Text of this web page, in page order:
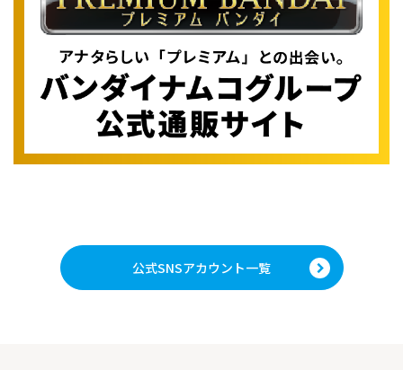
公式SNSアカウント一覧